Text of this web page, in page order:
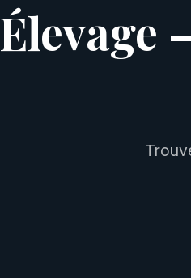
Élevage